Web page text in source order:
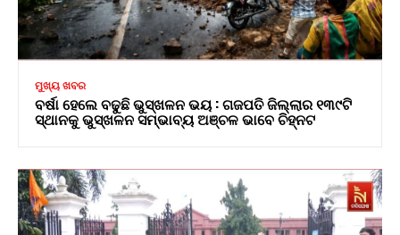
ମୁଖ୍ୟ ଖବର
ବର୍ଷା ହେଲେ ବଢୁଛି ଭୁସ୍ଖଳନ ଭୟ : ଗଜପତି ଜିଲ୍ଲାର ୧୩୯ଟି
ସ୍ଥାନକୁ ଭୁସ୍ଖଳନ ସମ୍ଭାବ୍ୟ ଅଞ୍ଚଳ ଭାବେ ଚିହ୍ନଟ